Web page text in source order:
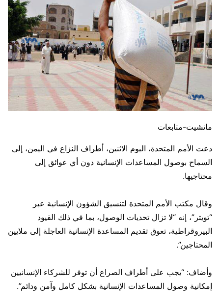
مانشيت-متابعات
دعت الأمم المتحدة، اليوم الاثنين، أطراف النزاع في اليمن، إلى
السماح بوصول المساعدات الإنسانية دون أي عوائق إلى
محتاجيها.
وقال مكتب الأمم المتحدة لتنسيق الشؤون الإنسانية عبر
“تويتر”، إنه “لا تزال تحديات الوصول، بما في ذلك القيود
البيروقراطية، تعوق تقديم المساعدة الإنسانية العاجلة إلى ملايين
المحتاجين”.
وأضاف: “يجب على أطراف الصراع أن توفر للشركاء الإنسانيين
إمكانية وصول المساعدات الإنسانية بشكل كامل وآمن ودائم”.